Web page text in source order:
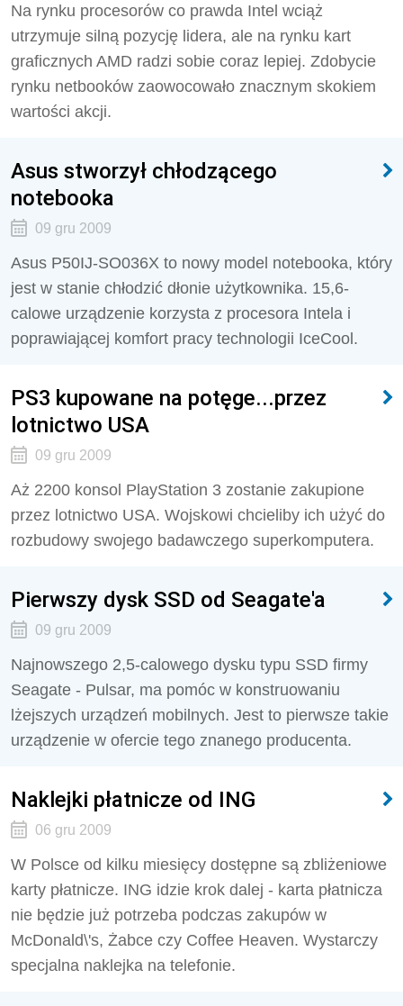
Na rynku procesorów co prawda Intel wciąż
utrzymuje silną pozycję lidera, ale na rynku kart
graficznych AMD radzi sobie coraz lepiej. Zdobycie
rynku netbooków zaowocowało znacznym skokiem
wartości akcji.
Asus stworzył chłodzącego
notebooka
09 gru 2009
Asus P50IJ-SO036X to nowy model notebooka, który
jest w stanie chłodzić dłonie użytkownika. 15,6-
calowe urządzenie korzysta z procesora Intela i
poprawiającej komfort pracy technologii IceCool.
PS3 kupowane na potęge...przez
lotnictwo USA
09 gru 2009
Aż 2200 konsol PlayStation 3 zostanie zakupione
przez lotnictwo USA. Wojskowi chcieliby ich użyć do
rozbudowy swojego badawczego superkomputera.
Pierwszy dysk SSD od Seagate'a
09 gru 2009
Najnowszego 2,5-calowego dysku typu SSD firmy
Seagate - Pulsar, ma pomóc w konstruowaniu
lżejszych urządzeń mobilnych. Jest to pierwsze takie
urządzenie w ofercie tego znanego producenta.
Naklejki płatnicze od ING
06 gru 2009
W Polsce od kilku miesięcy dostępne są zbliżeniowe
karty płatnicze. ING idzie krok dalej - karta płatnicza
nie będzie już potrzeba podczas zakupów w
McDonald\'s, Żabce czy Coffee Heaven. Wystarczy
specjalna naklejka na telefonie.